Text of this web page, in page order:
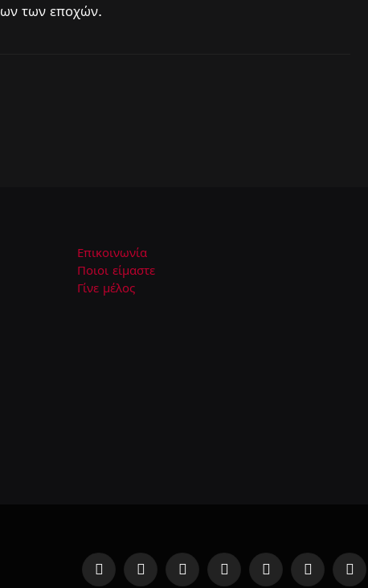
των εποχών.
Επικοινωνία
Ποιοι είμαστε
Γίνε μέλος
FacebookInstagramYouTubeTikTok Twitch Steam RSS